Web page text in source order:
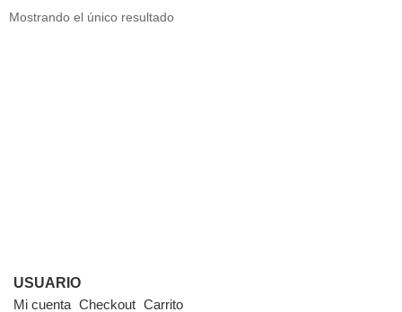
Mostrando el único resultado
USUARIO
Mi cuenta Checkout Carrito